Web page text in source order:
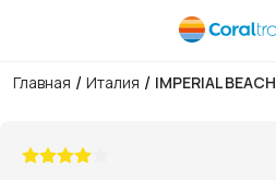
Главная / Италия / IMPERIAL BEACH